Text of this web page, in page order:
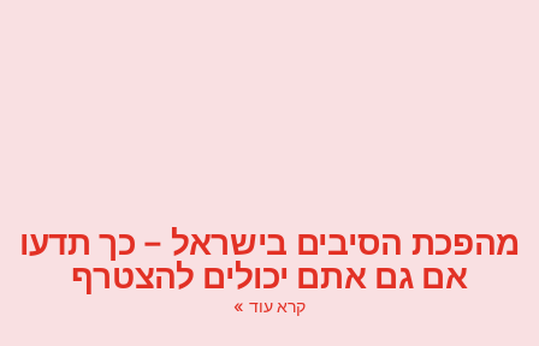
מהפכת הסיבים בישראל – כך תדעו
אם גם אתם יכולים להצטרף
קרא עוד »